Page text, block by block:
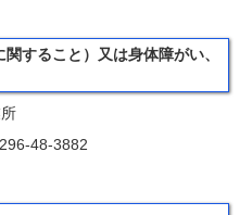
すること）又は身体障がい、
48-3882